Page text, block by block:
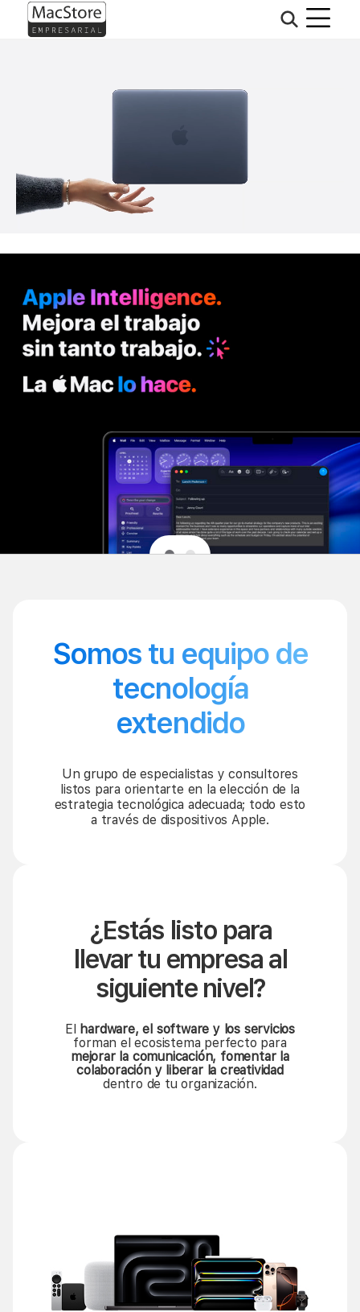
Somos tu equipo de
tecnología
extendido
Un grupo de especialistas y consultores
listos para orientarte en la elección de la
estrategia tecnológica adecuada; todo esto
a través de dispositivos Apple.
¿Estás listo para
llevar tu empresa al
siguiente nivel?
El hardware, el software y los servicios
forman el ecosistema perfecto para
mejorar la comunicación, fomentar la
colaboración y liberar la creatividad
dentro de tu organización.